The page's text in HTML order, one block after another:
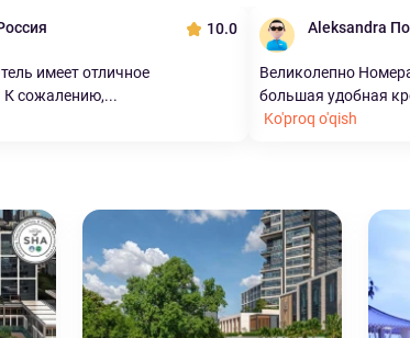
10.0
имеет отличное
К сожалению,...
Aleksandra
Великолепно
большая удобная
Ko'proq o'qish